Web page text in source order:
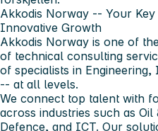
Akkodis Norway -- Your
Innovative Growth
Akkodis Norway is one of
of technical consulting
of specialists in
-- at all levels.
We connect top talent with
across industries such as Oil
Defence, and ICT. Our